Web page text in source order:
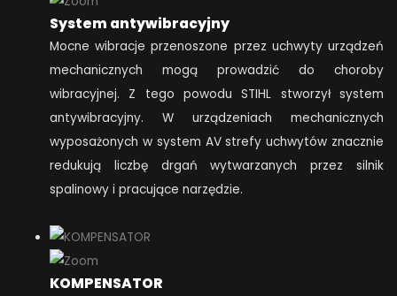
System antywibracyjny
Mocne wibracje przenoszone przez uchwyty urządzeń
mechanicznych mogą prowadzić do choroby
wibracyjnej. Z tego powodu STIHL stworzył system
antywibracyjny. W urządzeniach mechanicznych
wyposażonych w system AV strefy uchwytów znacznie
redukują liczbę drgań wytwarzanych przez silnik
spalinowy i pracujące narzędzie.
KOMPENSATOR